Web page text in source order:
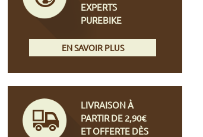
EXPERTS
PUREBIKE
EN SAVOIR PLUS
LIVRAISON À
PARTIR DE 2,90€
ET OFFERTE DÈS